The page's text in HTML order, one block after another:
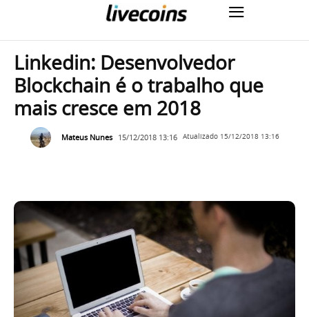
Linkedin: Desenvolvedor
Blockchain é o trabalho que
mais cresce em 2018
Mateus Nunes 15/12/2018 13:16 Atualizado 15/12/2018 13:16